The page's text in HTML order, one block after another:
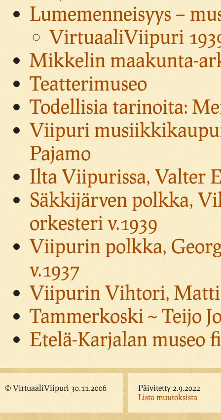
Lumemenneisyys –
VirtuaaliViipuri
Mikkelin maakunta-
Teatterimuseo
Todellisia tarinoita:
Viipuri
Pajamo
Ilta Viipurissa, Valter
Säkkijärven polkka,
orkesteri v.1939
Viipurin polkka,
v.1937
Viipurin Vihtori, Matti
Tammerkoski ~ Teijo
Etelä-Karjalan museo
© VirtuaaliViipuri 30.11.2006
Päivitetty 2.9.2022
Lista muutoksista